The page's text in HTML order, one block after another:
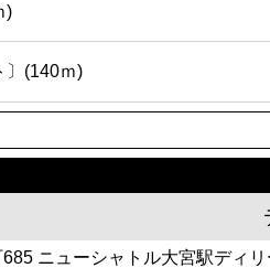
)
〕(140ｍ)
ニューシャトル大宮駅ディ